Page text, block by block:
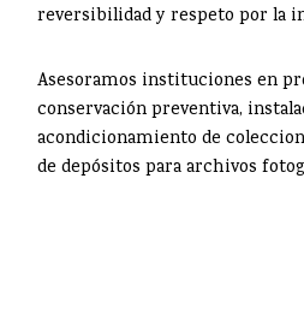
reversibilidad y respeto por la
Asesoramos instituciones en
conservación preventiva,
acondicionamiento de
de depósitos para archivos